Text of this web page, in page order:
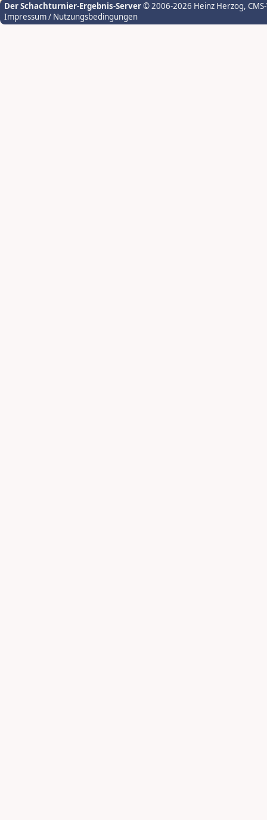
Der Schachturnier-Ergebnis-Server© 2006-2026 Heinz Herzog,
Impressum / Nutzungsbedingungen